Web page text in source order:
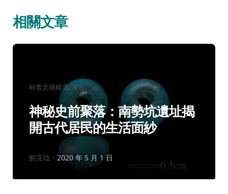
相關文章
分
類：
科普文摘精選 考古
神秘史前聚落：南勢坑遺址揭
開古代居民的生活面紗
作
劉克竑 2020 年 5 月 1 日